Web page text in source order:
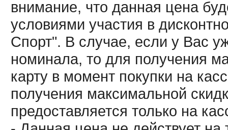
внимание, что данная цена
условиями участия в
Спорт". В случае, если у Вас
номинала, то для получения
карту в момент покупки на
получения максимальной
предоставляется только на